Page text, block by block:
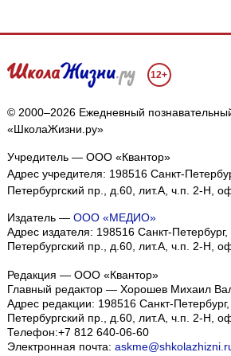
12+
© 2000–2026 Ежедневный
«ШколаЖизни.ру»
Учредитель — ООО «Квантор»
Адрес учредителя: 198516 Санкт-
Петербургский пр., д.60, лит.А, ч.п. 2-Н,
Издатель — ООО «МЕДИО»
Адрес издателя: 198516 Санкт-
Петербургский пр., д.60, лит.А, ч.п. 2-Н,
Редакция — ООО «Квантор»
Главный редактор — Хорошев Михаил
Адрес редакции: 198516 Санкт-
Петербургский пр., д.60, лит.А, ч.п. 2-Н,
Телефон:+7 812 640-06-60
Электронная почта: